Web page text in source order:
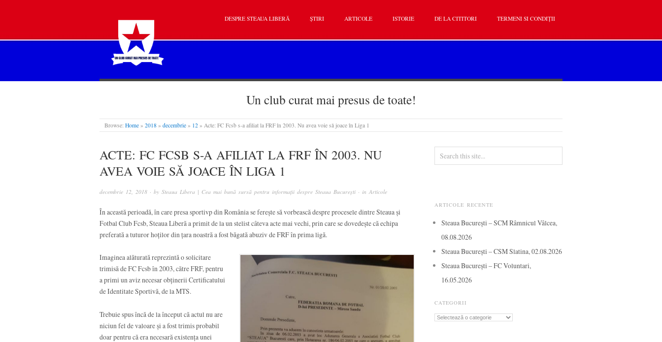
STEAUA LIBERĂ
DESPRE STEAUA LIBERĂ ȘTIRI ARTICOLE ISTORIE DE LA CITITORI TERMENI SI CONDIȚII
Un club curat mai presus de toate!
Browse: Home » 2018 » decembrie » 12 » Acte: FC Fcsb s-a afiliat la FRF în 2003. Nu avea voie să joace în Liga 1
ACTE: FC FCSB S-A AFILIAT LA FRF ÎN 2003. NU
AVEA VOIE SĂ JOACE ÎN LIGA 1
decembrie 12, 2018 · by Steaua Libera | Cea mai bună sursă pentru informații despre Steaua București · in Articole
În această perioadă, în care presa sportivp din România se ferește să vorbească despre procesele dintre Steaua și
Fotbal Club Fcsb, Steaua Liberă a primit de la un stelist câteva acte mai vechi, prin care se dovedește că echipa
preferată a tuturor hoților din țara noastră a fost băgată abuziv de FRF în prima ligă.
Imaginea alăturată reprezintă o solicitare
trimisă de FC Fcsb în 2003, către FRF, pentru
a primi un aviz necesar obținerii Certificatului
de Identitate Sportivă, de la MTS.
Trebuie spus încă de la început că actul nu are
niciun fel de valoare și a fost trimis probabil
doar pentru că era necesară existența unei
ARTICOLE RECENTE
Steaua București – SCM Râmnicul Vâlcea,
08.08.2026
Steaua București – CSM Slatina, 02.08.2026
Steaua București – FC Voluntari,
16.05.2026
CATEGORII
Categorii